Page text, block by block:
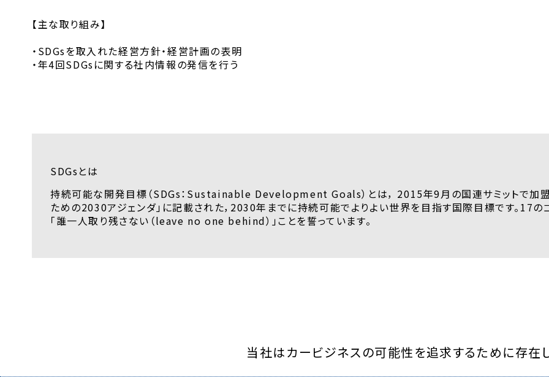
【主な取り組み】
・SDGsを取入れた経営方針・経営計画の表明
・年4回SDGsに関する社内情報の発信を行う
SDGsとは
持続可能な開発目標（SDGs：Sustainable Development Goals）とは， 2015年9月の国連サミットで加
ための2030アジェンダ」に記載された，2030年までに持続可能でよりよい世界を目指す国際目標です。17の
「誰一人取り残さない（leave no one behind）」ことを誓っています。
当社はカービジネスの可能性を追求するために存在